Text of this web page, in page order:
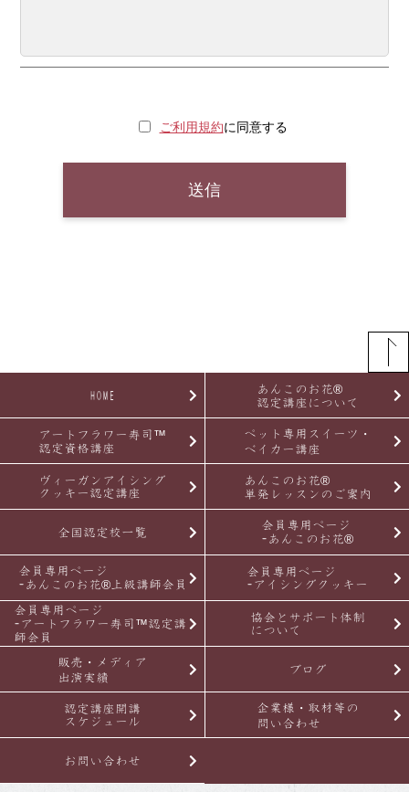
ご利用規約に同意する
HOME
あんこのお花®
認定講座について
アートフラワー寿司™
認定資格講座
ペット専用スイーツ・
ベイカー講座
ヴィーガンアイシング
クッキー認定講座
あんこのお花®
単発レッスンのご案内
全国認定校一覧
会員専用ページ
-あんこのお花®
会員専用ページ
-あんこのお花®上級講師会員
会員専用ページ
-アイシングクッキー
会員専用ページ
-アートフラワー寿司™認定講
師会員
協会とサポート体制
について
販売・メディア
出演実績
ブログ
認定講座開講
スケジュール
企業様・取材等の
問い合わせ
お問い合わせ